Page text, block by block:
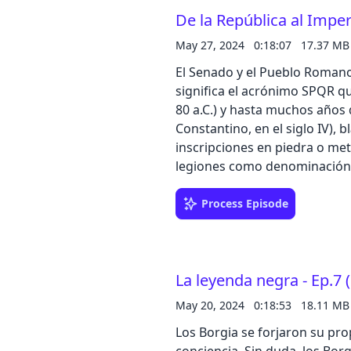
a podcast@zinetmedia.es Comparte nuestro podcast en tus redes sociales,
puedes realizar una valoración
Alberto Porlán Dirección,
Contacto de publicidad en
De la República al
May 27, 2024 0:18:07 17.37 MB
El Senado y el Pueblo
significa el acrónimo SPQR
80 a.C.) y hasta muchos
Constantino, en el siglo IV),
inscripciones en piedra o
legiones como denominación legal de
probablemente de la etapa
nombre oficial entonces era
designa al Senado y al
clase senatorial y el pueblo (la plebe). Esa contradicción de
traería la decadencia de la
civiles, caldo de cultivo
“salvapatrias”. Y serían los
Process Episode
La leyenda negra -
May 20, 2024 0:18:53 18.11 MB
Los Borgia se forjaron su